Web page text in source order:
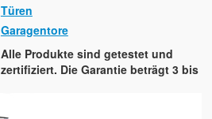
Türen
Garagentore
Alle Produkte sind getestet und
zertifiziert. Die Garantie beträgt 3 bis